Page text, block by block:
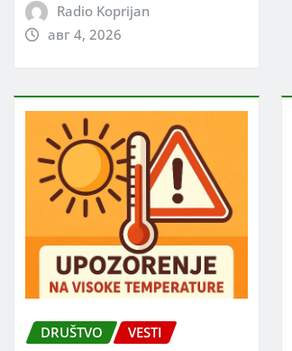
Radio Koprijan
авг 4, 2026
DRUŠTVO VESTI